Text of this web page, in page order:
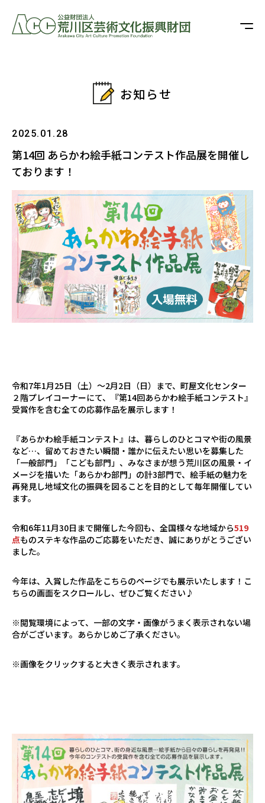
お知らせ
2025.01.28
第14回 あらかわ絵手紙コンテスト作品展を開催し
ております！
令和7年1月25日（土）～2月2日（日）まで、町屋文化センター
２階プレイコーナーにて、『第14回あらかわ絵手紙コンテスト』
受賞作を含む全ての応募作品を展示します！
『あらかわ絵手紙コンテスト』は、暮らしのひとコマや街の風景
など…、留めておきたい瞬間・誰かに伝えたい思いを募集した
「一般部門」「こども部門」、みなさまが想う荒川区の風景・イ
メージを描いた「あらかわ部門」の計3部門で、絵手紙の魅力を
再発見し地域文化の振興を図ることを目的として毎年開催してい
ます。
令和6年11月30日まで開催した今回も、全国様々な地域から519
点ものステキな作品のご応募をいただき、誠にありがとうござい
ました。
今年は、入賞した作品をこちらのページでも展示いたします！こ
ちらの画面をスクロールし、ぜひご覧ください♪
※閲覧環境によって、一部の文字・画像がうまく表示されない場
合がございます。あらかじめご了承ください。
※画像をクリックすると大きく表示されます。